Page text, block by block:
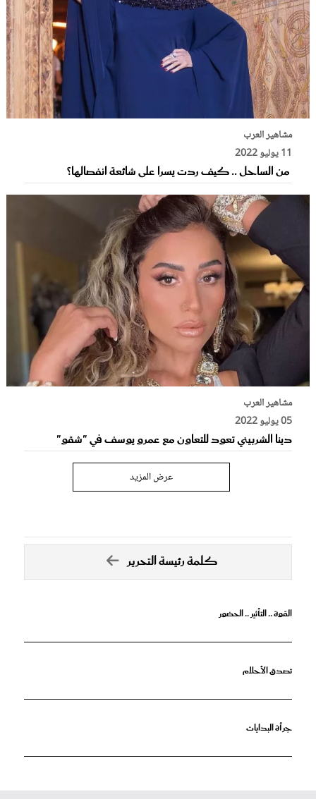
مشاهير العرب
11 يوليو 2022
من الساحل .. كيف ردت يسرا على شائعة انفصالها؟
مشاهير العرب
05 يوليو 2022
دينا الشربيني تعود للتعاون مع عمرو يوسف في "شقو"
عرض المزيد
كلمة رئيسة التحرير
القوة .. التأثير .. الحضور
تصدق الأحلام
جرأة البدايات